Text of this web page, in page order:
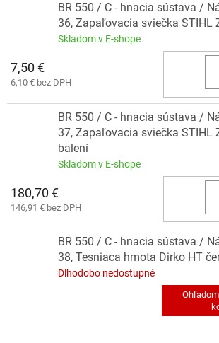
BR 550 / C - hnacia sústava /
36, Zapaľovacia sviečka STIHL
Skladom v E-shope
7,50 €
6,10 € bez DPH
BR 550 / C - hnacia sústava /
37, Zapaľovacia sviečka STIHL
balení
Skladom v E-shope
180,70 €
146,91 € bez DPH
BR 550 / C - hnacia sústava /
38, Tesniaca hmota Dirko HT
Dlhodobo nedostupné